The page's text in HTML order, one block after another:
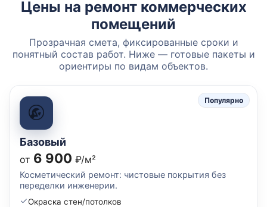
Цены на ремонт коммерческих
помещений
Прозрачная смета, фиксированные сроки и
понятный состав работ. Ниже — готовые пакеты и
ориентиры по видам объектов.
Популярно
Базовый
от 6 900 ₽/м²
Косметический ремонт: чистовые покрытия без
переделки инженерии.
Окраска стен/потолков